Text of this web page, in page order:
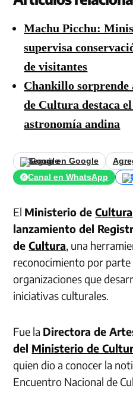
Machu Picchu:
supervisa
de visitantes
Chankillo
de Cultura destaca
astronomía andina
Seguir en Google
Canal en WhatsApp
El Ministerio deCultura
lanzamiento del
deCultura, una
reconocimiento por
organizaciones que
iniciativas culturales.
Fue la Directora de
del Ministerio de
quien dio a conocer la
Encuentro Nacional de